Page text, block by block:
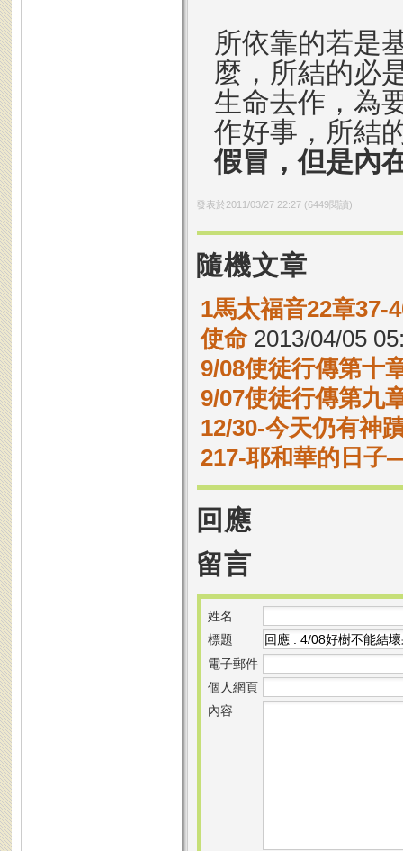
所依靠的若是
麼，所結的必
生命去作，為
作好事，所結
假冒，但是內
發表於2011/03/27 22:27 (6449閱讀)
隨機文章
1馬太福音22章37-
使命2013/04/05
9/08使徒行傳第十
9/07使徒行傳第九
12/30-今天仍有神
217-耶和華的日子
回應
留言
姓名
標題
電子郵件
個人網頁
內容